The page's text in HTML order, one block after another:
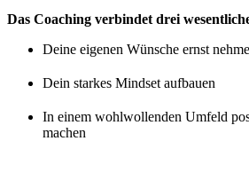
Das Coaching verbindet drei
Deine eigenen Wünsche ernst
Dein starkes Mindset aufbauen
In einem wohlwollenden Umfeld
machen